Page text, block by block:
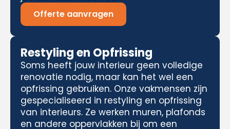
Offerte aanvragen
Restyling en Opfrissing
Soms heeft jouw interieur geen volledige
renovatie nodig, maar kan het wel een
opfrissing gebruiken. Onze vakmensen zijn
gespecialiseerd in restyling en opfrissing
van interieurs. Ze werken muren, plafonds
en andere oppervlakken bij om een